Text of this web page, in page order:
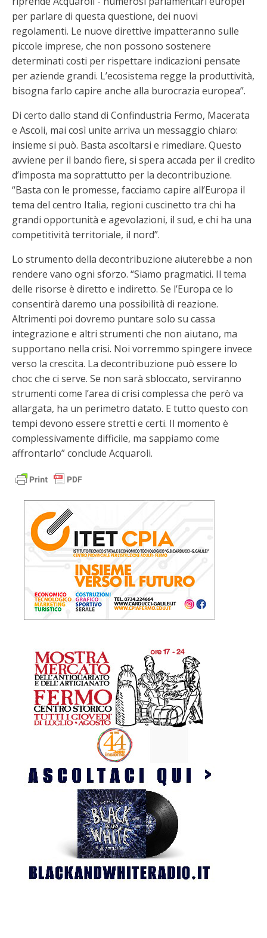
per parlare di questa questione, dei nuovi
regolamenti. Le nuove direttive impatteranno sulle
piccole imprese, che non possono sostenere
determinati costi per rispettare indicazioni pensate
per aziende grandi. L’ecosistema regge la produttività,
bisogna farlo capire anche alla burocrazia europea”.
Di certo dallo stand di Confindustria Fermo, Macerata
e Ascoli, mai così unite arriva un messaggio chiaro:
insieme si può. Basta ascoltarsi e rimediare. Questo
avviene per il bando fiere, si spera accada per il credito
d’imposta ma soprattutto per la decontribuzione.
“Basta con le promesse, facciamo capire all’Europa il
tema del centro Italia, regioni cuscinetto tra chi ha
grandi opportunità e agevolazioni, il sud, e chi ha una
competitività territoriale, il nord”.
Lo strumento della decontribuzione aiuterebbe a non
rendere vano ogni sforzo. “Siamo pragmatici. Il tema
delle risorse è diretto e indiretto. Se l’Europa ce lo
consentirà daremo una possibilità di reazione.
Altrimenti poi dovremo puntare solo su cassa
integrazione e altri strumenti che non aiutano, ma
supportano nella crisi. Noi vorremmo spingere invece
verso la crescita. La decontribuzione può essere lo
choc che ci serve. Se non sarà sbloccato, serviranno
strumenti come l’area di crisi complessa che però va
allargata, ha un perimetro datato. E tutto questo con
tempi devono essere stretti e certi. Il momento è
complessivamente difficile, ma sappiamo come
affrontarlo” conclude Acquaroli.